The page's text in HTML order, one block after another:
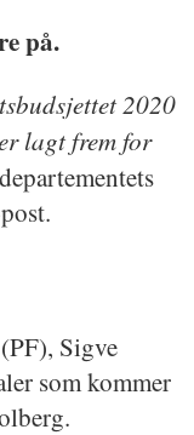
på.
2020
lagt frem for
Sigve
som kommer